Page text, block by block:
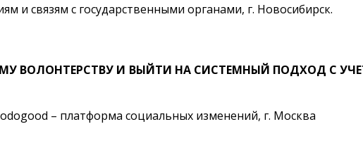
связям с государственными органами, г. Новосибирск.
ВОЛОНТЕРСТВУ И ВЫЙТИ НА СИСТЕМНЫЙ ПОДХОД С
– платформа социальных изменений, г. Москва